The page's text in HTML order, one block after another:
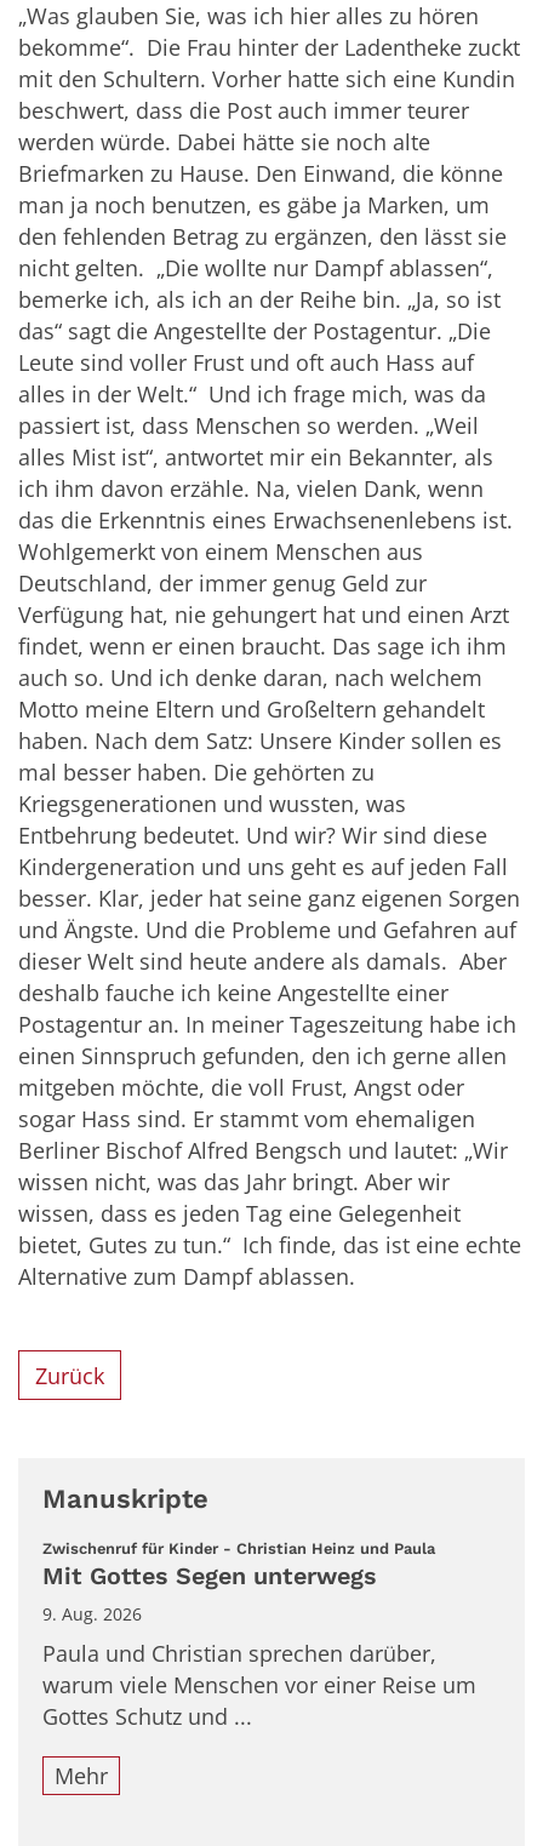
„Was glauben Sie, was ich hier alles zu hören
bekomme“. Die Frau hinter der Ladentheke zuckt
mit den Schultern. Vorher hatte sich eine Kundin
beschwert, dass die Post auch immer teurer
werden würde. Dabei hätte sie noch alte
Briefmarken zu Hause. Den Einwand, die könne
man ja noch benutzen, es gäbe ja Marken, um
den fehlenden Betrag zu ergänzen, den lässt sie
nicht gelten. „Die wollte nur Dampf ablassen“,
bemerke ich, als ich an der Reihe bin. „Ja, so ist
das“ sagt die Angestellte der Postagentur. „Die
Leute sind voller Frust und oft auch Hass auf
alles in der Welt.“ Und ich frage mich, was da
passiert ist, dass Menschen so werden. „Weil
alles Mist ist“, antwortet mir ein Bekannter, als
ich ihm davon erzähle. Na, vielen Dank, wenn
das die Erkenntnis eines Erwachsenenlebens ist.
Wohlgemerkt von einem Menschen aus
Deutschland, der immer genug Geld zur
Verfügung hat, nie gehungert hat und einen Arzt
findet, wenn er einen braucht. Das sage ich ihm
auch so. Und ich denke daran, nach welchem
Motto meine Eltern und Großeltern gehandelt
haben. Nach dem Satz: Unsere Kinder sollen es
mal besser haben. Die gehörten zu
Kriegsgenerationen und wussten, was
Entbehrung bedeutet. Und wir? Wir sind diese
Kindergeneration und uns geht es auf jeden Fall
besser. Klar, jeder hat seine ganz eigenen Sorgen
und Ängste. Und die Probleme und Gefahren auf
dieser Welt sind heute andere als damals. Aber
deshalb fauche ich keine Angestellte einer
Postagentur an. In meiner Tageszeitung habe ich
einen Sinnspruch gefunden, den ich gerne allen
mitgeben möchte, die voll Frust, Angst oder
sogar Hass sind. Er stammt vom ehemaligen
Berliner Bischof Alfred Bengsch und lautet: „Wir
wissen nicht, was das Jahr bringt. Aber wir
wissen, dass es jeden Tag eine Gelegenheit
bietet, Gutes zu tun.“ Ich finde, das ist eine echte
Alternative zum Dampf ablassen.
Zurück
Manuskripte
Zwischenruf für Kinder - Christian Heinz und Paula:
Mit Gottes Segen unterwegs
9. Aug. 2026
Paula und Christian sprechen darüber,
warum viele Menschen vor einer Reise um
Gottes Schutz und ...
Mehr